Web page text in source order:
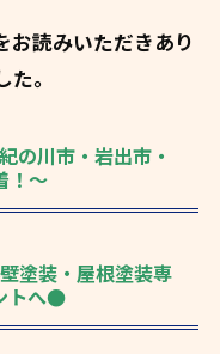
お読みいただきあり
。
の川市・岩出市・
！～
塗装・屋根塗装専
トへ●